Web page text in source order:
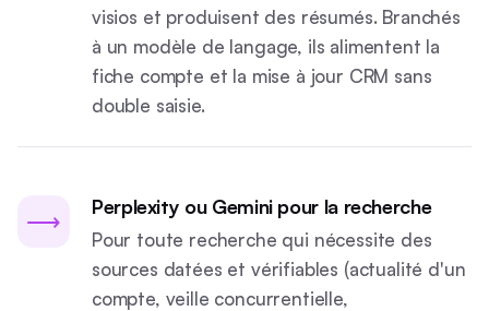
visios et produisent des résumés. Branchés
à un modèle de langage, ils alimentent la
fiche compte et la mise à jour CRM sans
double saisie.
⟶ Perplexity ou Gemini pour la recherche
Pour toute recherche qui nécessite des
sources datées et vérifiables (actualité d'un
compte, veille concurrentielle,